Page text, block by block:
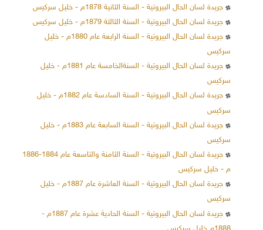
جريدة لسان الحال البيروتية - السنة الثانية 1878م - خليل سركيس
جريدة لسان الحال البيروتية - السنة الثالثة 1879م - خليل سركيس
جريدة لسان الحال البيروتية - السنة الرابعة عام 1880م - خليل
سركيس
جريدة لسان الحال البيروتية - السنةالخامسة عام 1881م - خليل
سركيس
جريدة لسان الحال البيروتية - السنة السادسة عام 1882م - خليل
سركيس
جريدة لسان الحال البيروتية - السنة السابعة عام 1883م - خليل
سركيس
جريدة لسان الحال البيروتية - السنة الثامنة والتاسعة عام 1884-1886
م - خليل سركيس
جريدة لسان الحال البيروتية - السنة العاشرة عام 1887م - خليل
سركيس
جريدة لسان الحال البيروتية - السنة الحادية عشرة عام 1887م -